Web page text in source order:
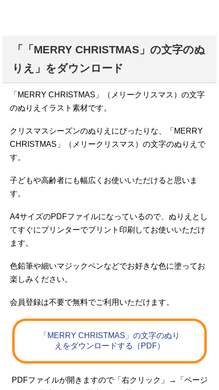
「「MERRY CHRISTMAS」の文字のぬ
りえ」をダウンロード
「MERRY CHRISTMAS」（メリークリスマス）の文字
のぬりえイラスト素材です。
クリスマスシーズンのぬりえにぴったりな、「MERRY
CHRISTMAS」（メリークリスマス）の文字のぬりえで
す。
子どもや高齢者にも幅広くお使いいただけると思いま
す。
A4サイズのPDFファイルになっているので、ぬりえとし
てすぐにプリンターでプリント印刷してお使いいただけ
ます。
色鉛筆や細いマジックペンなどでお好きな色に塗ってお
楽しみください。
会員登録は不要で無料でご利用いただけます。
「MERRY CHRISTMAS」の文字のぬり
えをダウンロードする（PDF）
PDFファイルが開きますので「右クリック」→「ページ